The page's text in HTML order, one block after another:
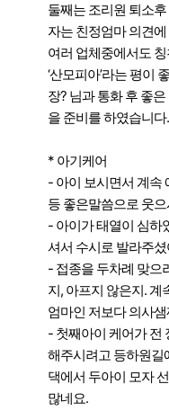
둘째는 조리원 퇴소
자는 친정엄마 의견
여러 업체중에서도
‘산모피아’라는 평이
장? 님과 통화 후 좋
을 준비를 하였습니다.
* 아기케어
- 아이 보시면서 계속
등 좋은말씀으로 웃
- 아이가 태열이 심하
셔서 수시로 발라주
- 접종을 두차례 맞으
지, 아프지 않은지. 계
엄마인 저보다 의사
- 첫째아이 케어가 전
해주시려고 등하원길
댁에서 두아이 모자
많네요.